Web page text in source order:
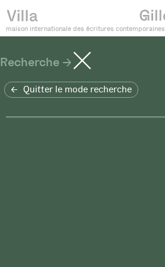
maison internationale des écritures contemporaines
Recherche
Quitter le mode recherche